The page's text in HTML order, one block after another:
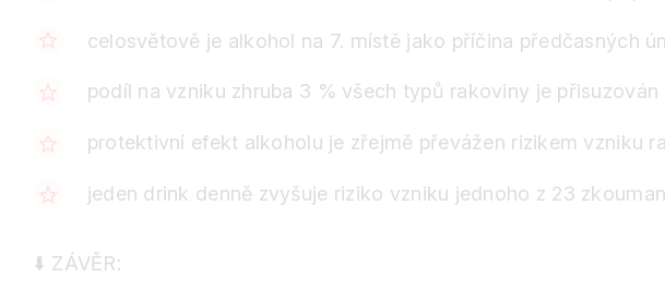
celosvětově je alkohol na 7. místě jako příčina předčasných
podíl na vzniku zhruba 3 % všech typů rakoviny je přisuzován
protektivní efekt alkoholu je zřejmě převážen rizikem vzniku
jeden drink denně zvyšuje riziko vzniku jednoho z 23
⬇️ ZÁVĚR: